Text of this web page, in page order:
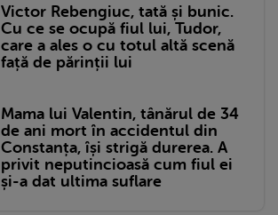
Victor Rebengiuc, tată și bunic.
Cu ce se ocupă fiul lui, Tudor,
care a ales o cu totul altă scenă
față de părinții lui
Mama lui Valentin, tânărul de 34
de ani mort în accidentul din
Constanța, își strigă durerea. A
privit neputincioasă cum fiul ei
și-a dat ultima suflare